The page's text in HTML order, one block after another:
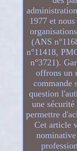
1977 et
(ANS
n°11418,
n°3721).
offrons un
commande
question
une
permettre
Cet article